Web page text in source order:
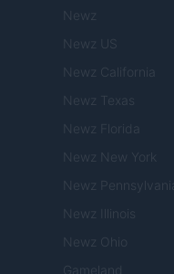
Newz
Newz US
Newz California
Newz Texas
Newz Florida
Newz New York
Newz Pennsylvania
Newz Illinois
Newz Ohio
Gameland